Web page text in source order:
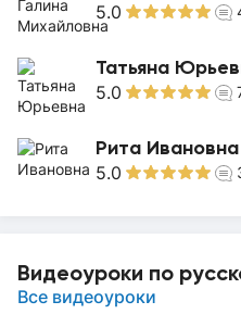
5.0
Татьяна
5.0
Рита Ивановна
5.0
Видеоуроки по
Все видеоуроки